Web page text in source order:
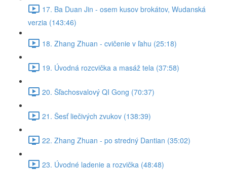
17. Ba Duan Jin - osem kusov brokátov, Wudanská
verzia (143:46)
18. Zhang Zhuan - cvičenie v ľahu (25:18)
19. Úvodná rozcvička a masáž tela (37:58)
20. Šľachosvalový QI Gong (70:37)
21. Šesť liečivých zvukov (138:39)
22. Zhang Zhuan - po stredný Dantian (35:02)
23. Úvodné ladenie a rozvička (48:48)